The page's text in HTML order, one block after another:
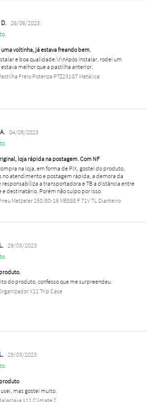
26/06/2023
uma voltinha, já estava freando bem.
e boa qualidade.\r\nApós instalar, rodei um
estava melhor que a pastilha anterior.
Freio Potenza PTZ231GT Metálica
04/05/2023
loja rápida na postagem. Com NF
na loja, em forma de PIX, gostei do produto,
no atendimento e postagem rápida, a demora da
responsabiliza a transportadora e TB a distância entre
e destinatário. Porém não culpo por isso.
Metzeler 150/80-16 ME888 F 71V TL Dianteiro
29/03/2023
do produto, confesso que me surpreendeu.
X11 Trip Case
29/03/2023
mas gostei muito.
X11 Climate 2